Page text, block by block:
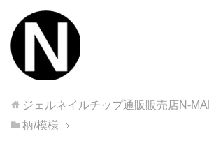
ジェルネイルチップ通販販売店N-
柄/模様